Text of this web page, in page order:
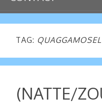
TAG: QUAGGAMOSEL
(NATTE/